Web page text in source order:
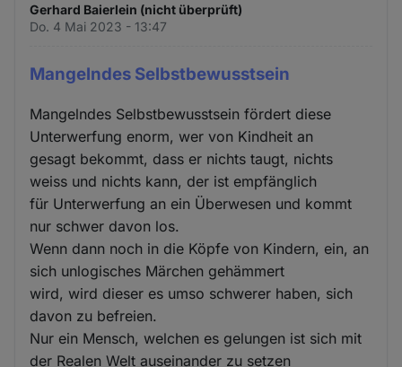
Gerhard Baierlein (nicht überprüft)
Do. 4 Mai 2023 - 13:47
Mangelndes Selbstbewusstsein
Mangelndes Selbstbewusstsein fördert diese
Unterwerfung enorm, wer von Kindheit an
gesagt bekommt, dass er nichts taugt, nichts
weiss und nichts kann, der ist empfänglich
für Unterwerfung an ein Überwesen und kommt
nur schwer davon los.
Wenn dann noch in die Köpfe von Kindern, ein, an
sich unlogisches Märchen gehämmert
wird, wird dieser es umso schwerer haben, sich
davon zu befreien.
Nur ein Mensch, welchen es gelungen ist sich mit
der Realen Welt auseinander zu setzen